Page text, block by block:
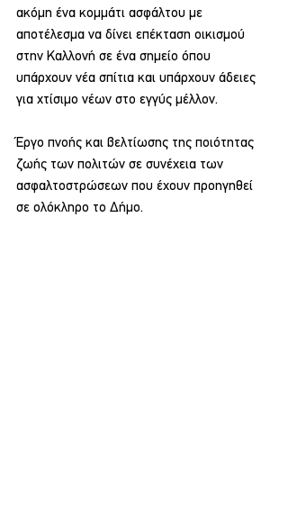
ακόμη ένα κομμάτι ασφάλτου με
αποτέλεσμα να δίνει επέκταση οικισμού
στην Καλλονή σε ένα σημείο όπου
υπάρχουν νέα σπίτια και υπάρχουν άδειες
για χτίσιμο νέων στο εγγύς μέλλον.
Έργο πνοής και βελτίωσης της ποιότητας
ζωής των πολιτών σε συνέχεια των
ασφαλτοστρώσεων που έχουν προηγηθεί
σε ολόκληρο το Δήμο.